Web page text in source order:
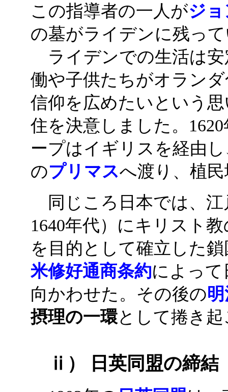
この指導者の一人がジ
の墓がライデンに残っ
ライデンでの生活は安
働や子供たちがオラン
信仰を広めたいという
住を決意しました。
ープはイギリスを経由
のプリマスへ渡り、植
同じころ日本では、江
1640年代）にキリスト
を目的として確立した
米修好通商条約によっ
向かわせた。その後の
摂理の一環として捲き
ⅱ） 日英同盟の締結